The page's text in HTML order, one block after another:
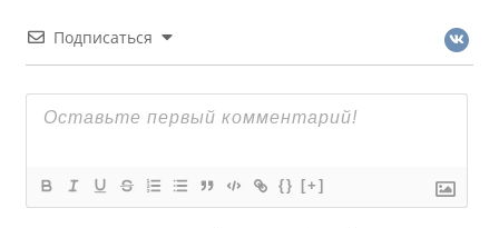
Подписаться
{} [+]